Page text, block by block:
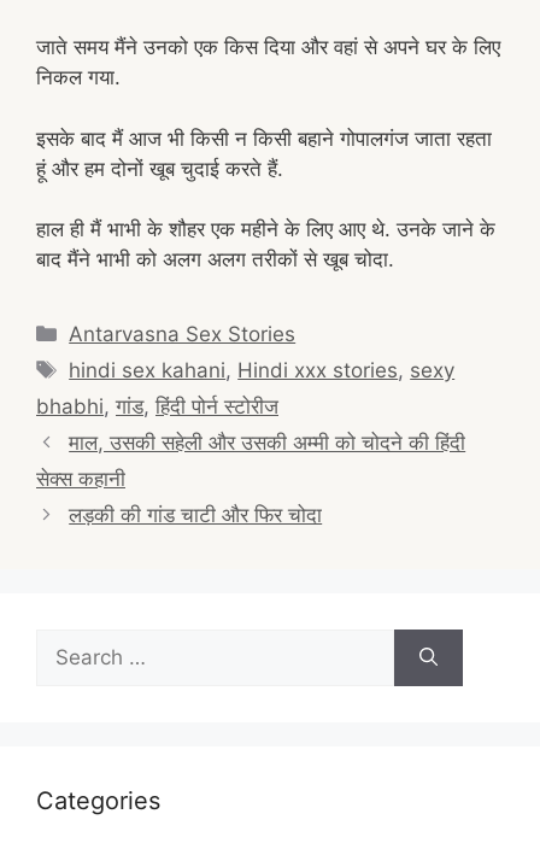
जाते समय मैंने उनको एक किस दिया और वहां से अपने घर के लिए
निकल गया.
इसके बाद मैं आज भी किसी न किसी बहाने गोपालगंज जाता रहता
हूं और हम दोनों खूब चुदाई करते हैं.
हाल ही मैं भाभी के शौहर एक महीने के लिए आए थे. उनके जाने के
बाद मैंने भाभी को अलग अलग तरीकों से खूब चोदा.
Categories
Antarvasna Sex Stories
Tags
hindi sex kahani, Hindi xxx stories, sexy
bhabhi, गांड, हिंदी पोर्न स्टोरीज
Post
navigation
माल, उसकी सहेली और उसकी अम्मी को चोदने की हिंदी
सेक्स कहानी
लड़की की गांड चाटी और फिर चोदा
Search
for:
Categories